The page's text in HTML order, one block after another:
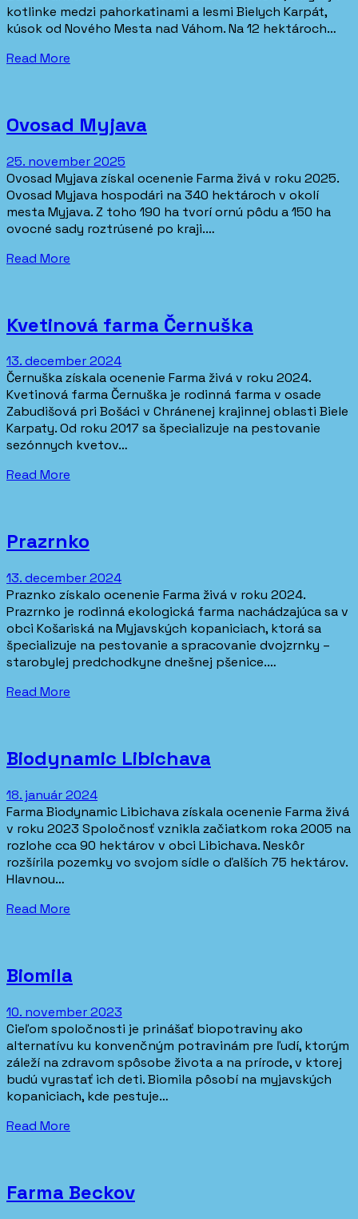
kotlinke medzi pahorkatinami a lesmi Bielych Karpát,
kúsok od Nového Mesta nad Váhom. Na 12 hektároch…
Read More
Ovosad Myjava
25. november 2025
Ovosad Myjava získal ocenenie Farma živá v roku 2025.
Ovosad Myjava hospodári na 340 hektároch v okolí
mesta Myjava. Z toho 190 ha tvorí ornú pôdu a 150 ha
ovocné sady roztrúsené po kraji.…
Read More
Kvetinová farma Černuška
13. december 2024
Černuška získala ocenenie Farma živá v roku 2024.
Kvetinová farma Černuška je rodinná farma v osade
Zabudišová pri Bošáci v Chránenej krajinnej oblasti Biele
Karpaty. Od roku 2017 sa špecializuje na pestovanie
sezónnych kvetov…
Read More
Prazrnko
13. december 2024
Praznko získalo ocenenie Farma živá v roku 2024.
Prazrnko je rodinná ekologická farma nachádzajúca sa v
obci Košariská na Myjavských kopaniciach, ktorá sa
špecializuje na pestovanie a spracovanie dvojzrnky –
starobylej predchodkyne dnešnej pšenice.…
Read More
Biodynamic Libichava
18. január 2024
Farma Biodynamic Libichava získala ocenenie Farma živá
v roku 2023 Spoločnosť vznikla začiatkom roka 2005 na
rozlohe cca 90 hektárov v obci Libichava. Neskôr
rozšírila pozemky vo svojom sídle o ďalších 75 hektárov.
Hlavnou…
Read More
Biomila
10. november 2023
Cieľom spoločnosti je prinášať biopotraviny ako
alternatívu ku konvenčným potravinám pre ľudí, ktorým
záleží na zdravom spôsobe života a na prírode, v ktorej
budú vyrastať ich deti. Biomila pôsobí na myjavských
kopaniciach, kde pestuje…
Read More
Farma Beckov